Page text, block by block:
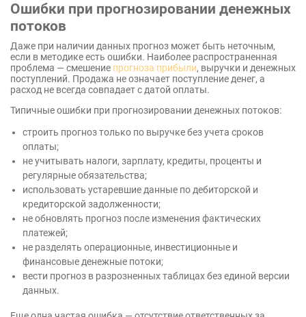
Ошибки при прогнозировании денежных
потоков
Даже при наличии данных прогноз может быть неточным,
если в методике есть ошибки. Наиболее распространенная
проблема — смешение прогноза прибыли, выручки и денежных
поступлений. Продажа не означает поступление денег, а
расход не всегда совпадает с датой оплаты.
Типичные ошибки при прогнозировании денежных потоков:
строить прогноз только по выручке без учета сроков
оплаты;
не учитывать налоги, зарплату, кредиты, проценты и
регулярные обязательства;
использовать устаревшие данные по дебиторской и
кредиторской задолженности;
не обновлять прогноз после изменения фактических
платежей;
не разделять операционные, инвестиционные и
финансовые денежные потоки;
вести прогноз в разрозненных таблицах без единой версии
данных.